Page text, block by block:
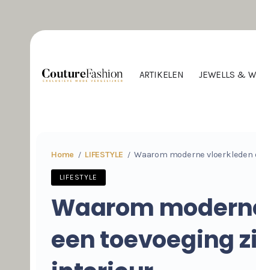
ARTIKELEN JEWELLS &
Home / LIFESTYLE / Waarom moderne vloerkleden
LIFESTYLE
Waarom
een toevoeging